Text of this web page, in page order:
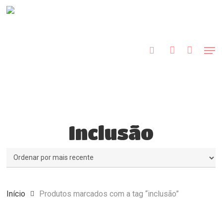
Skip
Inclusão
Início Produtos marcados com a tag “inclusão”